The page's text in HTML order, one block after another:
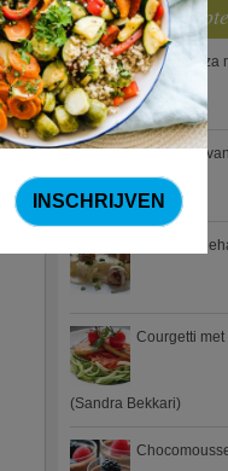
Nieuwste
Turkse pizza
Waterzooi
Zweedse
Courgetti
(Sandra Bekkari)